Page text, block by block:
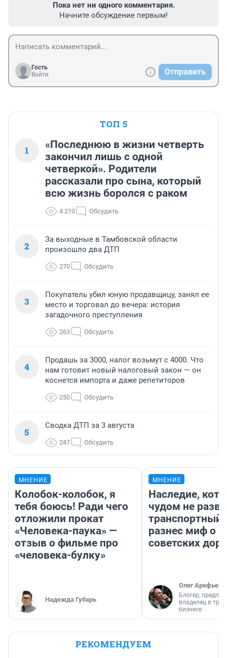
Пока нет ни одного комментария.
Начните обсуждение первым!
Гость
Войти
Отправить
ТОП 5
1
«Последнюю в жизни четверть
закончил лишь с одной
четверкой». Родители
рассказали про сына, который
всю жизнь боролся с раком
4 210 Обсудить
2
За выходные в Тамбовской области
произошло два ДТП
270 Обсудить
3
Покупатель убил юную продавщицу, занял ее
место и торговал до вечера: история
загадочного преступления
263 Обсудить
4
Продашь за 3000, налог возьмут с 4000. Что
нам готовит новый налоговый закон — он
коснется импорта и даже репетиторов
250 Обсудить
5
Сводка ДТП за 3 августа
247 Обсудить
МНЕНИЕ
Колобок-колобок, я
тебя боюсь! Ради чего
отложили прокат
«Человека-паука» —
отзыв о фильме про
«человека-булку»
Надежда Губарь
МНЕНИЕ
Наследие,
чудом не
транспортный
разнес миф о
советских
Олег Арефьев
Блогер,
владелец в
бизнесе
РЕКОМЕНДУЕМ